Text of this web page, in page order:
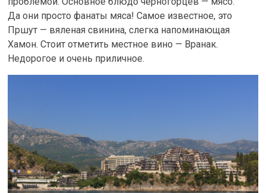
Да они просто фанаты мяса! Самое известное, это
Пршут — вяленая свинина, слегка напоминающая
Хамон. Стоит отметить местное вино — Вранак.
Недорогое и очень приличное.